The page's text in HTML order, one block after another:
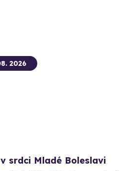
2026
srdci Mladé Boleslavi